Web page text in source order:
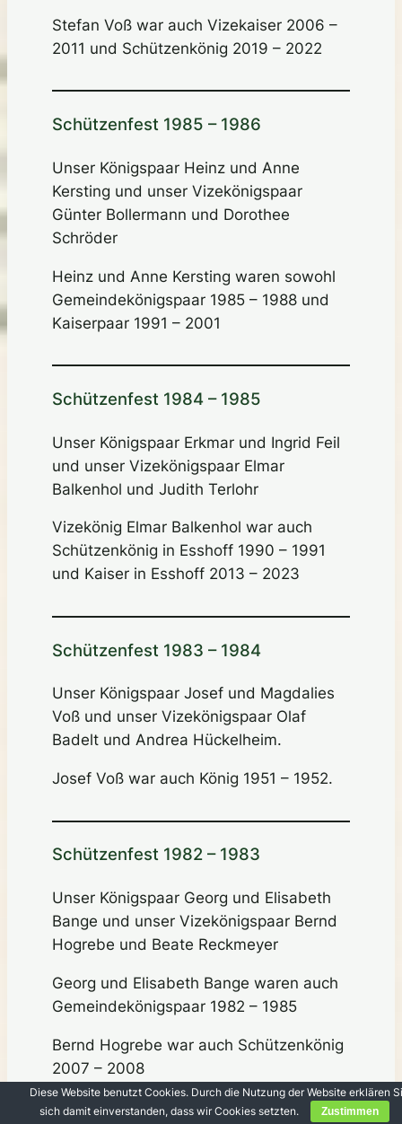
Stefan Voß war auch Vizekaiser 2006 –
2011 und Schützenkönig 2019 – 2022
Schützenfest 1985 – 1986
Unser Königspaar Heinz und Anne
Kersting und unser Vizekönigspaar
Günter Bollermann und Dorothee
Schröder
Heinz und Anne Kersting waren sowohl
Gemeindekönigspaar 1985 – 1988 und
Kaiserpaar 1991 – 2001
Schützenfest 1984 – 1985
Unser Königspaar Erkmar und Ingrid Feil
und unser Vizekönigspaar Elmar
Balkenhol und Judith Terlohr
Vizekönig Elmar Balkenhol war auch
Schützenkönig in Esshoff 1990 – 1991
und Kaiser in Esshoff 2013 – 2023
Schützenfest 1983 – 1984
Unser Königspaar Josef und Magdalies
Voß und unser Vizekönigspaar Olaf
Badelt und Andrea Hückelheim.
Josef Voß war auch König 1951 – 1952.
Schützenfest 1982 – 1983
Unser Königspaar Georg und Elisabeth
Bange und unser Vizekönigspaar Bernd
Hogrebe und Beate Reckmeyer
Georg und Elisabeth Bange waren auch
Gemeindekönigspaar 1982 – 1985
Bernd Hogrebe war auch Schützenkönig
2007 – 2008
Diese Website benutzt Cookies. Durch die Nutzung der Website erklären
sich damit einverstanden, dass wir Cookies setzten.
Zustimmen